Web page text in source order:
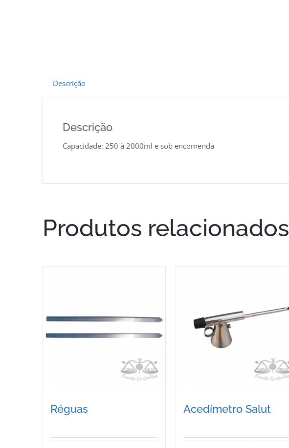
Descrição
Descrição
Capacidade: 250 à 2000ml e sob encomenda
Produtos relacionados
Réguas Acedímetro Salut